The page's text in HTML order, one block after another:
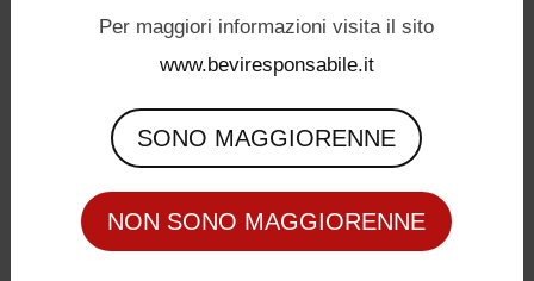
Seguici su
P.I. 01994920302
Per maggiori informazioni visita il sito
www.beviresponsabile.it
SONO MAGGIORENNE
NON SONO MAGGIORENNE